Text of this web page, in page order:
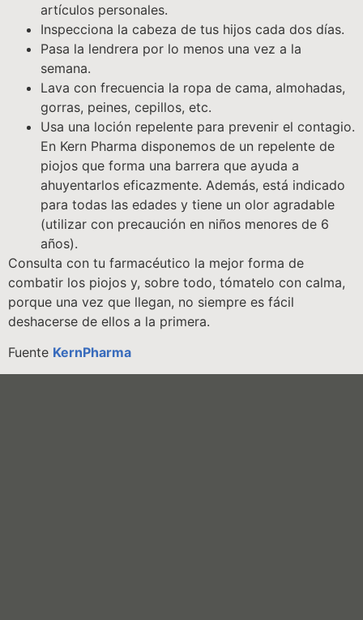
artículos personales.
Inspecciona la cabeza de tus hijos cada dos días.
Pasa la lendrera por lo menos una vez a la
semana.
Lava con frecuencia la ropa de cama, almohadas,
gorras, peines, cepillos, etc.
Usa una loción repelente para prevenir el contagio.
En Kern Pharma disponemos de un repelente de
piojos que forma una barrera que ayuda a
ahuyentarlos eficazmente. Además, está indicado
para todas las edades y tiene un olor agradable
(utilizar con precaución en niños menores de 6
años).
Consulta con tu farmacéutico la mejor forma de
combatir los piojos y, sobre todo, tómatelo con calma,
porque una vez que llegan, no siempre es fácil
deshacerse de ellos a la primera.
Fuente KernPharma